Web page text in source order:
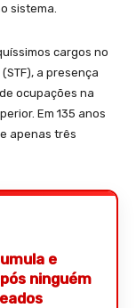
sistema.
cargos no
a presença
ocupações na
Em 135 anos
apenas três
e
ninguém